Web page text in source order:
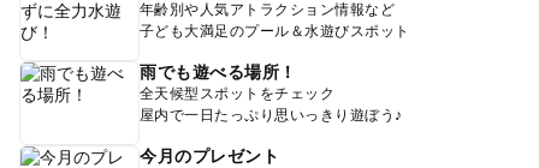
年齢別や人気アトラクション情報など
子ども大満足のプール＆水遊びスポット
雨でも遊べる場所！
全天候型スポットをチェック
屋内で一日たっぷり思いっきり遊ぼう♪
今月のプレゼント